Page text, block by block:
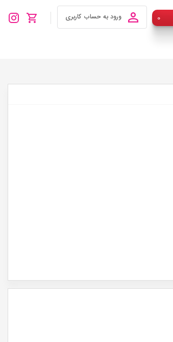
۰ ورود به حساب کاربری